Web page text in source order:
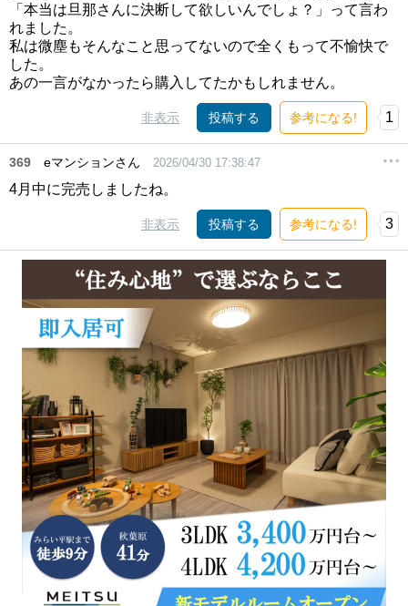
「本当は旦那さんに決断して欲しいんでしょ？」って言わ
れました。
私は微塵もそんなこと思ってないので全くもって不愉快で
した。
あの一言がなかったら購入してたかもしれません。
非表示 投稿する 参考になる! 1
369 eマンションさん 2026/04/30 17:38:47
4月中に完売しましたね。
非表示 投稿する 参考になる! 3